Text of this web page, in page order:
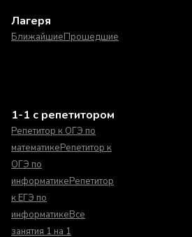
Лагеря
БлижайшиеПрошедшие
1-1 с репетитором
Репетитор к ОГЭ по
математикеРепетитор к
ОГЭ по
информатикеРепетитор
к ЕГЭ по
информатикеВсе
занятия 1 на 1